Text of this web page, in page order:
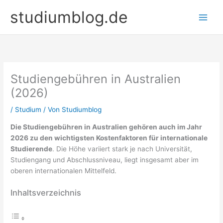
Inhaltstudiumblog.de
Studiengebühren in Australien
(2026)
/ Studium / Von Studiumblog
Die Studiengebühren in Australien gehören auch im Jahr
2026 zu den wichtigsten Kostenfaktoren für internationale
Studierende. Die Höhe variiert stark je nach Universität,
Studiengang und Abschlussniveau, liegt insgesamt aber im
oberen internationalen Mittelfeld.
Inhaltsverzeichnis